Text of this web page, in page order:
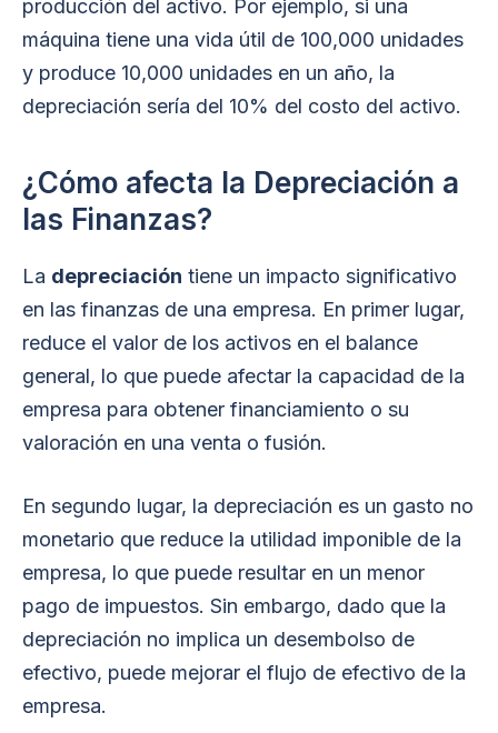
producción del activo. Por ejemplo, si una
máquina tiene una vida útil de 100,000 unidades
y produce 10,000 unidades en un año, la
depreciación sería del 10% del costo del activo.
¿Cómo afecta la Depreciación a
las Finanzas?
La depreciación tiene un impacto significativo
en las finanzas de una empresa. En primer lugar,
reduce el valor de los activos en el balance
general, lo que puede afectar la capacidad de la
empresa para obtener financiamiento o su
valoración en una venta o fusión.
En segundo lugar, la depreciación es un gasto no
monetario que reduce la utilidad imponible de la
empresa, lo que puede resultar en un menor
pago de impuestos. Sin embargo, dado que la
depreciación no implica un desembolso de
efectivo, puede mejorar el flujo de efectivo de la
empresa.